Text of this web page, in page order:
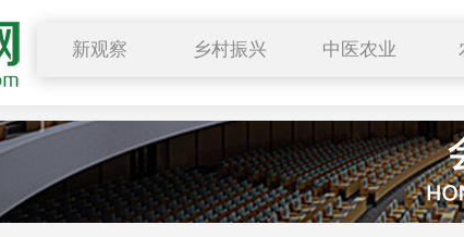
新观察
行业要闻
深度解读
小禾观点
乡村振兴 中医农业
药食同源
服务平台
联络站